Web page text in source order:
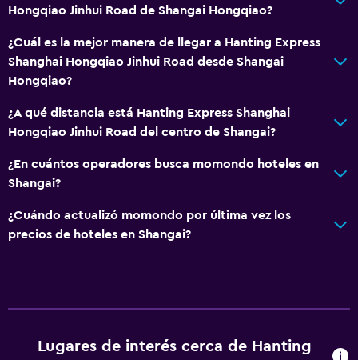
Hongqiao Jinhui Road de Shangai Hongqiao?
¿Cuál es la mejor manera de llegar a Hanting Express
Shanghai Hongqiao Jinhui Road desde Shangai
Hongqiao?
¿A qué distancia está Hanting Express Shanghai
Hongqiao Jinhui Road del centro de Shangai?
¿En cuántos operadores busca momondo hoteles en
Shangai?
¿Cuándo actualizó momondo por última vez los
precios de hoteles en Shangai?
Lugares de interés cerca de Hanting